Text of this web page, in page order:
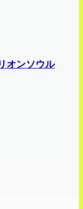
オンソウル